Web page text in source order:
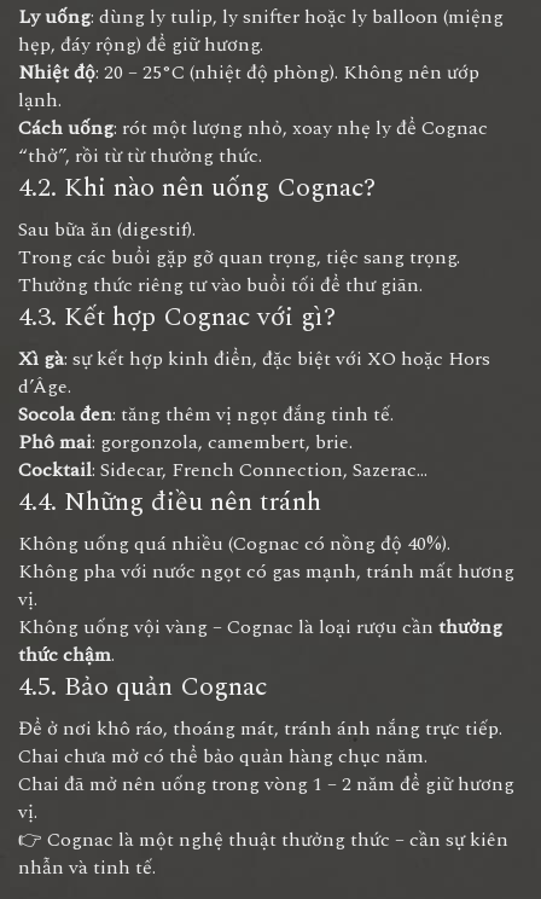
Ly uống: dùng ly tulip, ly snifter hoặc ly balloon (miệng
hẹp, đáy rộng) để giữ hương.
Nhiệt độ: 20 – 25°C (nhiệt độ phòng). Không nên ướp
lạnh.
Cách uống: rót một lượng nhỏ, xoay nhẹ ly để Cognac
“thở”, rồi từ từ thưởng thức.
4.2. Khi nào nên uống Cognac?
Sau bữa ăn (digestif).
Trong các buổi gặp gỡ quan trọng, tiệc sang trọng.
Thưởng thức riêng tư vào buổi tối để thư giãn.
4.3. Kết hợp Cognac với gì?
Xì gà: sự kết hợp kinh điển, đặc biệt với XO hoặc Hors
d’Âge.
Socola đen: tăng thêm vị ngọt đắng tinh tế.
Phô mai: gorgonzola, camembert, brie.
Cocktail: Sidecar, French Connection, Sazerac...
4.4. Những điều nên tránh
Không uống quá nhiều (Cognac có nồng độ 40%).
Không pha với nước ngọt có gas mạnh, tránh mất hương
vị.
Không uống vội vàng – Cognac là loại rượu cần thưởng
thức chậm.
4.5. Bảo quản Cognac
Để ở nơi khô ráo, thoáng mát, tránh ánh nắng trực tiếp.
Chai chưa mở có thể bảo quản hàng chục năm.
Chai đã mở nên uống trong vòng 1 – 2 năm để giữ hương
vị.
👉 Cognac là một nghệ thuật thưởng thức – cần sự kiên
nhẫn và tinh tế.